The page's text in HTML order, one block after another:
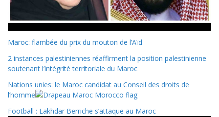
Maroc: flambée du prix du mouton de l’Aïd
2 instances palestiniennes réaffirment la position palestinienne
soutenant l’intégrité territoriale du Maroc
Nations unies: le Maroc candidat au Conseil des droits de
l’homme
Football : Lakhdar Berriche s’attaque au Maroc